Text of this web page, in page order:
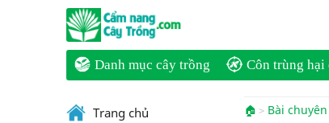
Danh mục cây trồng Côn trùng hại
🏠 Bài
Trang chủ